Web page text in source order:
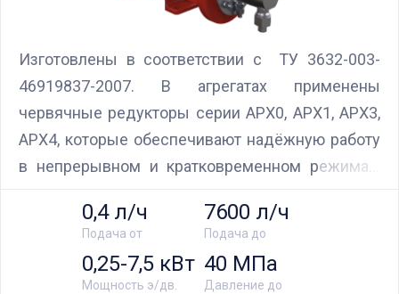
Изготовлены в соответствии с ТУ 3632-003-
46919837-2007. В агрегатах применены
червячные редукторы серии АРХ0, АРХ1, АРХ3,
АРХ4, которые обеспечивают надёжную работу
в непрерывном и кратковременном режимах.
За счёт улучшения динамических показателей и
оптимизации червячной пары понижены
механические потери и повышен КПД привода
Подача от
0,4 л/ч
Подача до
7600 л/ч
Мощность э/дв.
0,25-7,5 кВт
Давление до
40 МПа